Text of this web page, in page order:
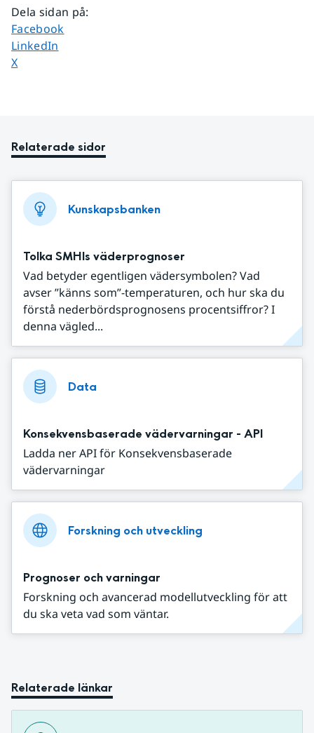
Dela sidan på:
Dela sidan på
Facebook
Dela sidan på
LinkedIn
Dela sidan på
X
Relaterade sidor
Kunskapsbanken
Tolka SMHIs väderprognoser
Vad betyder egentligen vädersymbolen? Vad
avser ”känns som”-temperaturen, och hur ska du
förstå nederbördsprognosens procentsiffror? I
denna vägled...
Data
Konsekvensbaserade vädervarningar - API
Ladda ner API för Konsekvensbaserade
vädervarningar
Forskning och utveckling
Prognoser och varningar
Forskning och avancerad modellutveckling för att
du ska veta vad som väntar.
Relaterade länkar